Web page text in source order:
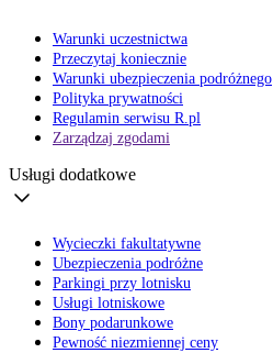
Warunki uczestnictwa
Przeczytaj koniecznie
Warunki ubezpieczenia podróżnego
Polityka prywatności
Regulamin serwisu R.pl
Zarządzaj zgodami
Usługi dodatkowe
Wycieczki fakultatywne
Ubezpieczenia podróżne
Parkingi przy lotnisku
Usługi lotniskowe
Bony podarunkowe
Pewność niezmiennej ceny